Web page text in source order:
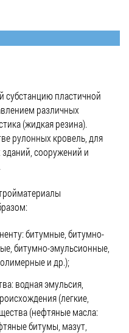
субстанцию пластичной
различных
(жидкая резина).
рулонных кровель, для
сооружений и
битумные, битумно-
битумно-эмульсионные,
и др.);
водная эмульсия,
(легкие,
(нефтяные масла:
битумы, мазут,